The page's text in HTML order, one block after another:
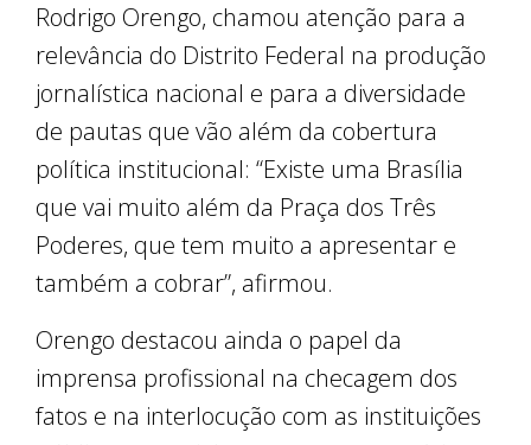
Rodrigo Orengo, chamou atenção para a
relevância do Distrito Federal na produção
jornalística nacional e para a diversidade
de pautas que vão além da cobertura
política institucional: “Existe uma Brasília
que vai muito além da Praça dos Três
Poderes, que tem muito a apresentar e
também a cobrar”, afirmou.
Orengo destacou ainda o papel da
imprensa profissional na checagem dos
fatos e na interlocução com as instituições